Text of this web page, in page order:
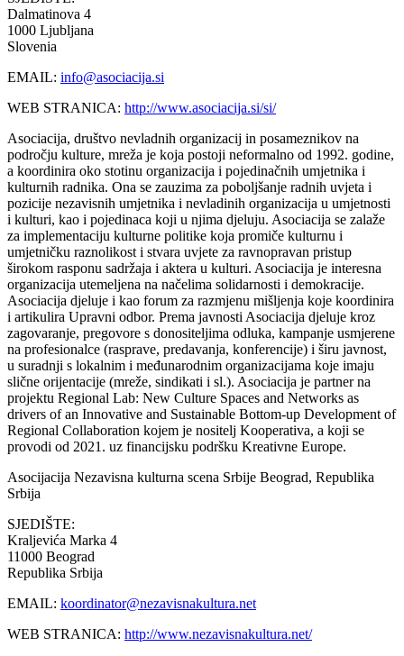
Dalmatinova 4
1000 Ljubljana
Slovenia
EMAIL: info@asociacija.si
WEB STRANICA: http://www.asociacija.si/si/
Asociacija, društvo nevladnih organizacij in posameznikov na
področju kulture, mreža je koja postoji neformalno od 1992. godine,
a koordinira oko stotinu organizacija i pojedinačnih umjetnika i
kulturnih radnika. Ona se zauzima za poboljšanje radnih uvjeta i
pozicije nezavisnih umjetnika i nevladinih organizacija u umjetnosti
i kulturi, kao i pojedinaca koji u njima djeluju. Asociacija se zalaže
za implementaciju kulturne politike koja promiče kulturnu i
umjetničku raznolikost i stvara uvjete za ravnopravan pristup
širokom rasponu sadržaja i aktera u kulturi. Asociacija je interesna
organizacija utemeljena na načelima solidarnosti i demokracije.
Asociacija djeluje i kao forum za razmjenu mišljenja koje koordinira
i artikulira Upravni odbor. Prema javnosti Asociacija djeluje kroz
zagovaranje, pregovore s donositeljima odluka, kampanje usmjerene
na profesionalce (rasprave, predavanja, konferencije) i širu javnost,
u suradnji s lokalnim i međunarodnim organizacijama koje imaju
slične orijentacije (mreže, sindikati i sl.). Asociacija je partner na
projektu Regional Lab: New Culture Spaces and Networks as
drivers of an Innovative and Sustainable Bottom-up Development of
Regional Collaboration kojem je nositelj Kooperativa, a koji se
provodi od 2021. uz financijsku podršku Kreativne Europe.
Asocijacija Nezavisna kulturna scena Srbije Beograd, Republika
Srbija
SJEDIŠTE:
Kraljevića Marka 4
11000 Beograd
Republika Srbija
EMAIL: koordinator@nezavisnakultura.net
WEB STRANICA: http://www.nezavisnakultura.net/